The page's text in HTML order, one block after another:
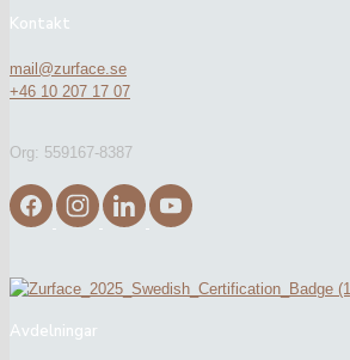
Kontakt
mail@zurface.se
+46 10 207 17 07
Org: 559167-8387
Avdelningar